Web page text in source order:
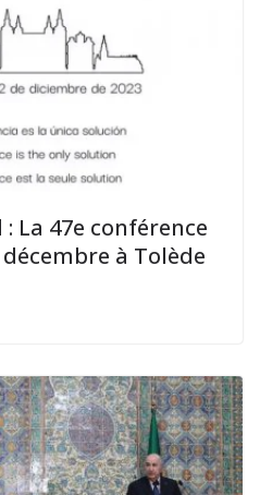
La 47e conférence
à Tolède